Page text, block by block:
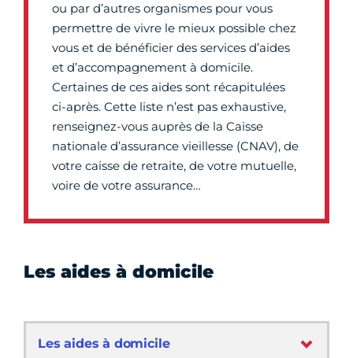
ou par d’autres organismes pour vous
permettre de vivre le mieux possible chez
vous et de bénéficier des services d’aides
et d’accompagnement à domicile.
Certaines de ces aides sont récapitulées
ci-après. Cette liste n’est pas exhaustive,
renseignez-vous auprès de la Caisse
nationale d’assurance vieillesse (CNAV), de
votre caisse de retraite, de votre mutuelle,
voire de votre assurance…
Les aides à domicile
Les aides à domicile